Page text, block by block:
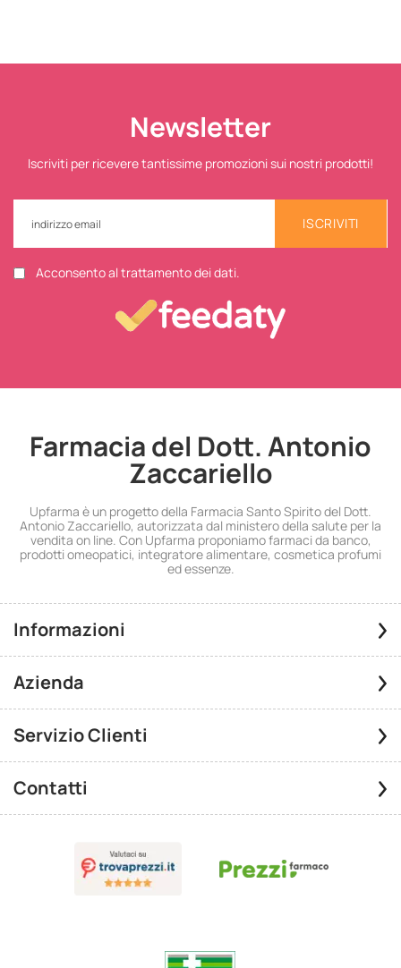
Newsletter
Iscriviti per ricevere tantissime promozioni sui nostri prodotti!
ISCRIVITI
Acconsento al trattamento dei dati.
Farmacia del Dott. Antonio
Zaccariello
Upfarma è un progetto della Farmacia Santo Spirito del Dott.
Antonio Zaccariello, autorizzata dal ministero della salute per la
vendita on line. Con Upfarma proponiamo farmaci da banco,
prodotti omeopatici, integratore alimentare, cosmetica profumi
ed essenze.
Informazioni
Azienda
Servizio Clienti
Contatti